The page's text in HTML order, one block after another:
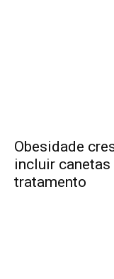
Obesidade
incluir
tratamento